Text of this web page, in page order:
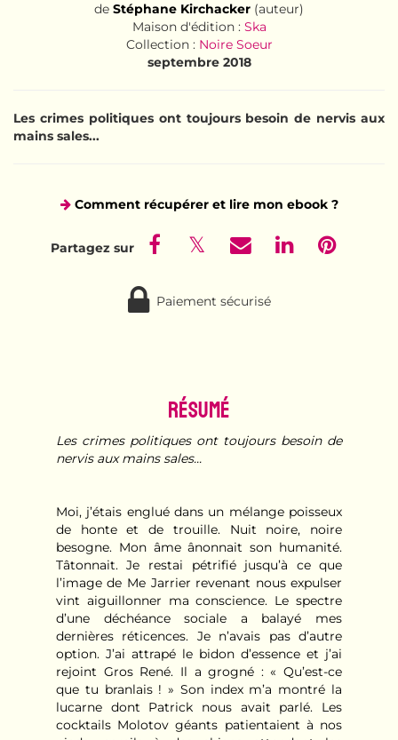
de Stéphane Kirchacker (auteur)
Maison d'édition : Ska
Collection : Noire Soeur
septembre 2018
Les crimes politiques ont toujours besoin de nervis aux
mains sales...
Comment récupérer et lire mon ebook ?
Paiement sécurisé
Résumé
Les crimes politiques ont toujours besoin de
nervis aux mains sales...
Moi, j’étais englué dans un mélange poisseux
de honte et de trouille. Nuit noire, noire
besogne. Mon âme ânonnait son humanité.
Tâtonnait. Je restai pétrifié jusqu’à ce que
l’image de Me Jarrier revenant nous expulser
vint aiguillonner ma conscience. Le spectre
d’une déchéance sociale a balayé mes
dernières réticences. Je n’avais pas d’autre
option. J’ai attrapé le bidon d’essence et j’ai
rejoint Gros René. Il a grogné : « Qu’est-ce
que tu branlais ! » Son index m’a montré la
lucarne dont Patrick nous avait parlé. Les
cocktails Molotov géants patientaient à nos